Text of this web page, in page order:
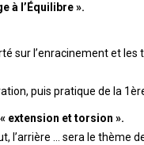
à l’Équilibre ».
sur l’enracinement et
puis pratique de la
extension et torsion ».
l’arrière … sera le thème